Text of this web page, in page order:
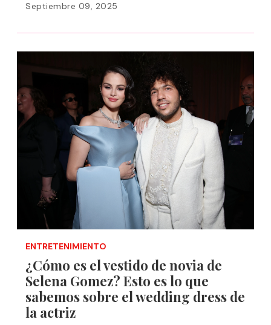
Septiembre 09, 2025
ENTRETENIMIENTO
¿Cómo es el vestido de novia de
Selena Gomez? Esto es lo que
sabemos sobre el wedding dress de
la actriz